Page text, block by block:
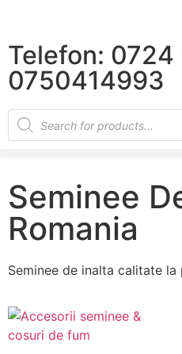
Telefon:
0750414993
Seminee
Romania
Seminee de inalta calitate